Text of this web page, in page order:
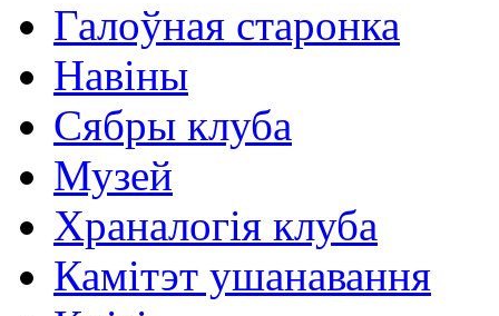
Галоўная старонка
Навіны
Сябры клуба
Музей
Храналогія клуба
Камітэт ушанавання